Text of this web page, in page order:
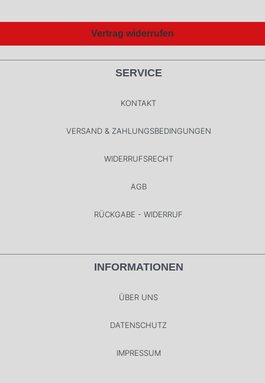
Vertrag widerrufen
SERVICE
KONTAKT
VERSAND & ZAHLUNGSBEDINGUNGEN
WIDERRUFSRECHT
AGB
RÜCKGABE - WIDERRUF
INFORMATIONEN
ÜBER UNS
DATENSCHUTZ
IMPRESSUM